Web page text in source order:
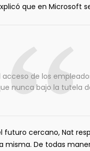
que en Microsoft
de los
nunca bajo la tutela
futuro cercano, Nat
De todas